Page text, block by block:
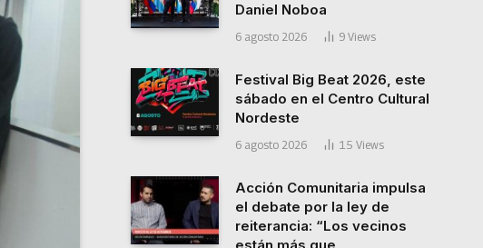
Daniel Noboa
6 agosto 2026 9 Views
Festival Big Beat 2026, este
sábado en el Centro Cultural
Nordeste
6 agosto 2026 15 Views
Acción Comunitaria impulsa
el debate por la ley de
reiterancia: “Los vecinos